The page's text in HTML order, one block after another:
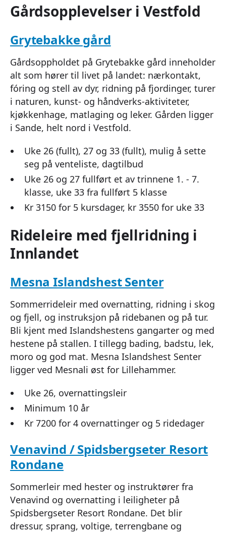
Gårdsopplevelser i Vestfold
Grytebakke gård
Gårdsoppholdet på Grytebakke gård inneholder
alt som hører til livet på landet: nærkontakt,
fóring og stell av dyr, ridning på fjordinger, turer
i naturen, kunst- og håndverks-aktiviteter,
kjøkkenhage, matlaging og leker. Gården ligger
i Sande, helt nord i Vestfold.
Uke 26 (fullt), 27 og 33 (fullt), mulig å sette
seg på venteliste, dagtilbud
Uke 26 og 27 fullført et av trinnene 1. - 7.
klasse, uke 33 fra fullført 5 klasse
Kr 3150 for 5 kursdager, kr 3550 for uke 33
Rideleire med fjellridning i
Innlandet
Mesna Islandshest Senter
Sommerrideleir med overnatting, ridning i skog
og fjell, og instruksjon på ridebanen og på tur.
Bli kjent med Islandshestens gangarter og med
hestene på stallen. I tillegg bading, badstu, lek,
moro og god mat. Mesna Islandshest Senter
ligger ved Mesnali øst for Lillehammer.
Uke 26, overnattingsleir
Minimum 10 år
Kr 7200 for 4 overnattinger og 5 ridedager
Venavind / Spidsbergseter Resort
Rondane
Sommerleir med hester og instruktører fra
Venavind og overnatting i leiligheter på
Spidsbergseter Resort Rondane. Det blir
dressur, sprang, voltige, terrengbane og